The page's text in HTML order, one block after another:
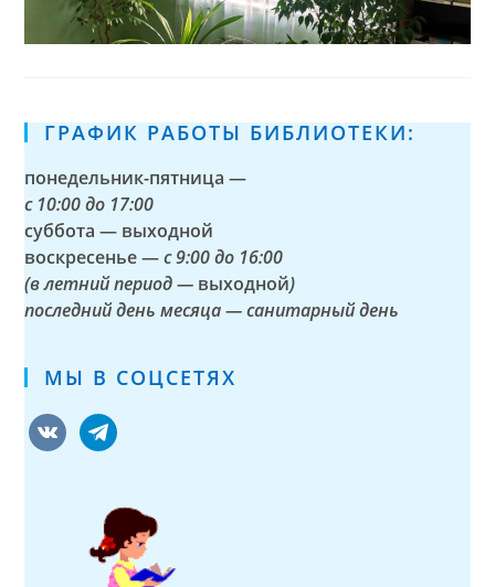
ГРАФИК РАБОТЫ БИБЛИОТЕКИ:
понедельник-пятница —
с 10:00 до 17:00
суббота — выходной
воскресенье —с 9:00 до 16:00
(в летний период — выходной)
последний день месяца — санитарный день
МЫ В СОЦСЕТЯХ
vkontaktetelegram